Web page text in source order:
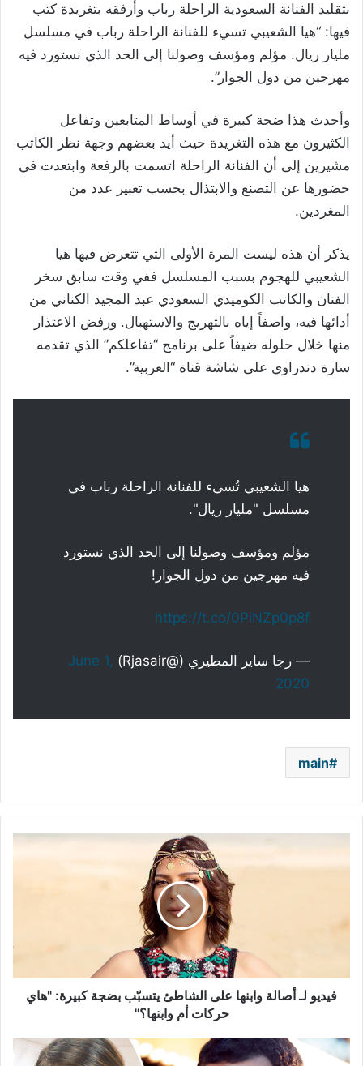
بتقليد الفنانة السعودية الراحلة رباب وأرفقه بتغريدة كتب
فيها: “هيا الشعيبي تسيء للفنانة الراحلة رباب في مسلسل
مليار ريال. مؤلم ومؤسف وصولنا إلى الحد الذي نستورد فيه
مهرجين من دول الجوار”.
وأحدث هذا ضجة كبيرة في أوساط المتابعين وتفاعل
الكثيرون مع هذه التغريدة حيث أيد بعضهم وجهة نظر الكاتب
مشيرين إلى أن الفنانة الراحلة اتسمت بالرفعة وابتعدت في
حضورها عن التصنع والابتذال بحسب تعبير عدد من
المغردين.
يذكر أن هذه ليست المرة الأولى التي تتعرض فيها هيا
الشعيبي للهجوم بسبب المسلسل ففي وقت سابق سخر
الفنان والكاتب الكوميدي السعودي عبد المجيد الكناني من
أدائها فيه، واصفاً إياه بالتهريج والاستهبال. ورفض الاعتذار
منها خلال حلوله ضيفاً على برنامج “تفاعلكم” الذي تقدمه
سارة دندراوي على شاشة قناة “العربية”.
هيا الشعيبي تُسيء للفنانة الراحلة رباب في
مسلسل "مليار ريال".
مؤلم ومؤسف وصولنا إلى الحد الذي نستورد
فيه مهرجين من دول الجوار!
https://t.co/0PiNZp0p8f
— رجا ساير المطيري (@Rjasair)
June 1,
2020
main
كبيرة:
"هاي
وابنها؟"
فيديو لـ أصالة وابنها على الشاطئ يتسبّب بضجة كبيرة: "هاي
حركات أم وابنها؟"
عمرو
واكد